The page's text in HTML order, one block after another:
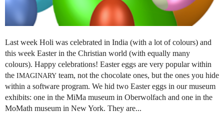
Last week Holi was celebrated in India (with a lot of colours) and
this week Easter in the Christian world (with equally many
colours). Happy celebrations! Easter eggs are very popular within
the IMAGINARY team, not the chocolate ones, but the ones you hide
within a software program. We hid two Easter eggs in our museum
exhibits: one in the MiMa museum in Oberwolfach and one in the
MoMath museum in New York. They are...